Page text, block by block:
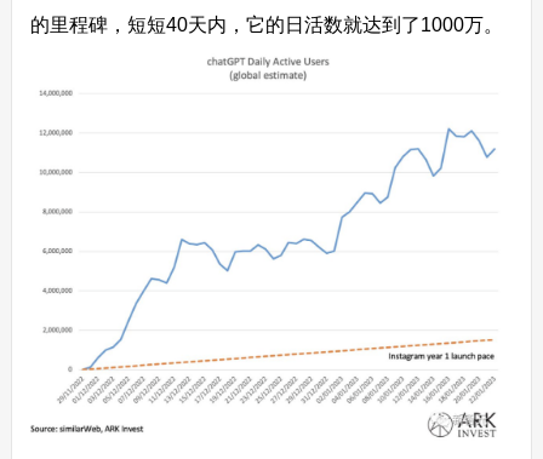
的里程碑，短短40天内，它的日活数就达到了1000万。